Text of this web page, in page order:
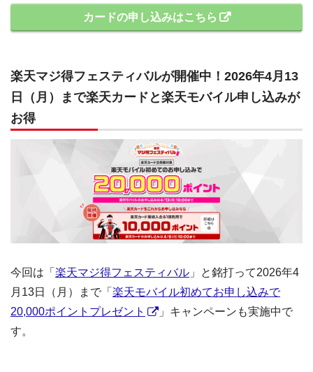
カードの申し込みはこちら
楽天マジ得フェスティバルが開催中！2026年4月13
日（月）まで楽天カードと楽天モバイル申し込みが
お得
今回は「 楽天マジ得フェスティバル 」と銘打って2026年4
月13日（月）まで「 楽天モバイル初めてお申し込みで
20,000ポイントプレゼント
」キャンペーンも実施中で
す。